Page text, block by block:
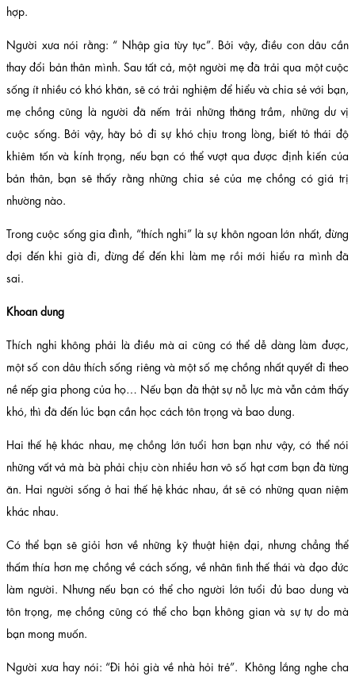
hợp.
Người xưa nói rằng: “ Nhập gia tùy tục”. Bởi vậy, điều con dâu cần
thay đổi bản thân mình. Sau tất cả, một người mẹ đã trải qua một cuộc
sống ít nhiều có khó khăn, sẽ có trải nghiệm để hiểu và chia sẻ với bạn,
mẹ chồng cũng là người đã nếm trải những thăng trầm, những dư vị
cuộc sống. Bởi vậy, hãy bỏ đi sự khó chịu trong lòng, biết tỏ thái độ
khiêm tốn và kính trọng, nếu bạn có thể vượt qua được định kiến của
bản thân, bạn sẽ thấy rằng những chia sẻ của mẹ chồng có giá trị
nhường nào.
Trong cuộc sống gia đình, “thích nghi” là sự khôn ngoan lớn nhất, đừng
đợi đến khi già đi, đừng để đến khi làm mẹ rồi mới hiểu ra mình đã
sai.
Khoan dung
Thích nghi không phải là điều mà ai cũng có thể dễ dàng làm được,
một số con dâu thích sống riêng và một số mẹ chồng nhất quyết đi theo
nề nếp gia phong của họ… Nếu bạn đã thật sự nỗ lực mà vẫn cảm thấy
khó, thì đã đến lúc bạn cần học cách tôn trọng và bao dung.
Hai thế hệ khác nhau, mẹ chồng lớn tuổi hơn bạn như vậy, có thể nói
những vất vả mà bà phải chịu còn nhiều hơn vô số hạt cơm bạn đã từng
ăn. Hai người sống ở hai thế hệ khác nhau, ắt sẽ có những quan niệm
khác nhau.
Có thể bạn sẽ giỏi hơn về những kỹ thuật hiện đại, nhưng chẳng thể
thấm thía hơn mẹ chồng về cách sống, về nhân tình thế thái và đạo đức
làm người. Nhưng nếu bạn có thể cho người lớn tuổi đủ bao dung và
tôn trọng, mẹ chồng cũng có thể cho bạn không gian và sự tự do mà
bạn mong muốn.
Người xưa hay nói: “Đi hỏi già về nhà hỏi trẻ”. Không lắng nghe cha